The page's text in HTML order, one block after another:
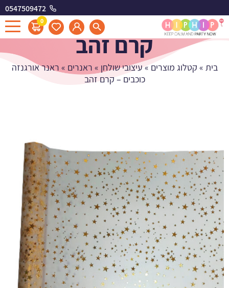
0547509472
0
ראנר אורגנזה כוכבים -
קרם זהב
בית » קטלוג מוצרים » עיצובי שולחן » ראנרים » ראנר אורגנזה
כוכבים – קרם זהב